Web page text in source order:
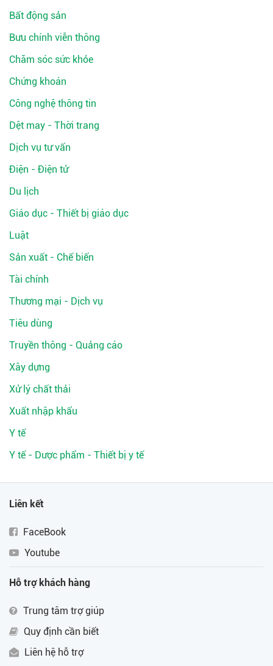
Bất động sản
Bưu chính viễn thông
Chăm sóc sức khỏe
Chứng khoán
Công nghệ thông tin
Dệt may - Thời trang
Dịch vụ tư vấn
Điện - Điện tử
Du lịch
Giáo dục - Thiết bị giáo dục
Luật
Sản xuất - Chế biến
Tài chính
Thương mại - Dịch vụ
Tiêu dùng
Truyền thông - Quảng cáo
Xây dựng
Xử lý chất thải
Xuất nhập khẩu
Y tế
Y tế - Dược phẩm - Thiết bị y tế
Liên kết
FaceBook
Youtube
Hỗ trợ khách hàng
Trung tâm trợ giúp
Quy định cần biết
Liên hệ hỗ trợ